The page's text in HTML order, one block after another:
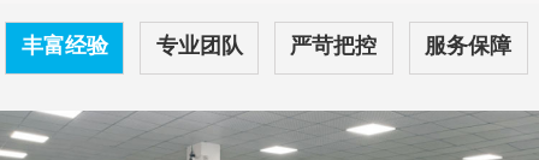
丰富经验 专业团队 严苛把控 服务保障